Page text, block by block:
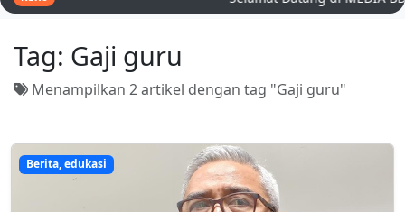
Tag: Gaji guru
Menampilkan 2 artikel dengan tag "Gaji guru"
Berita, edukasi